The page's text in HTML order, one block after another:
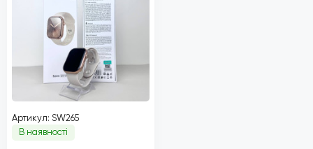
Артикул: SW265
В наявності